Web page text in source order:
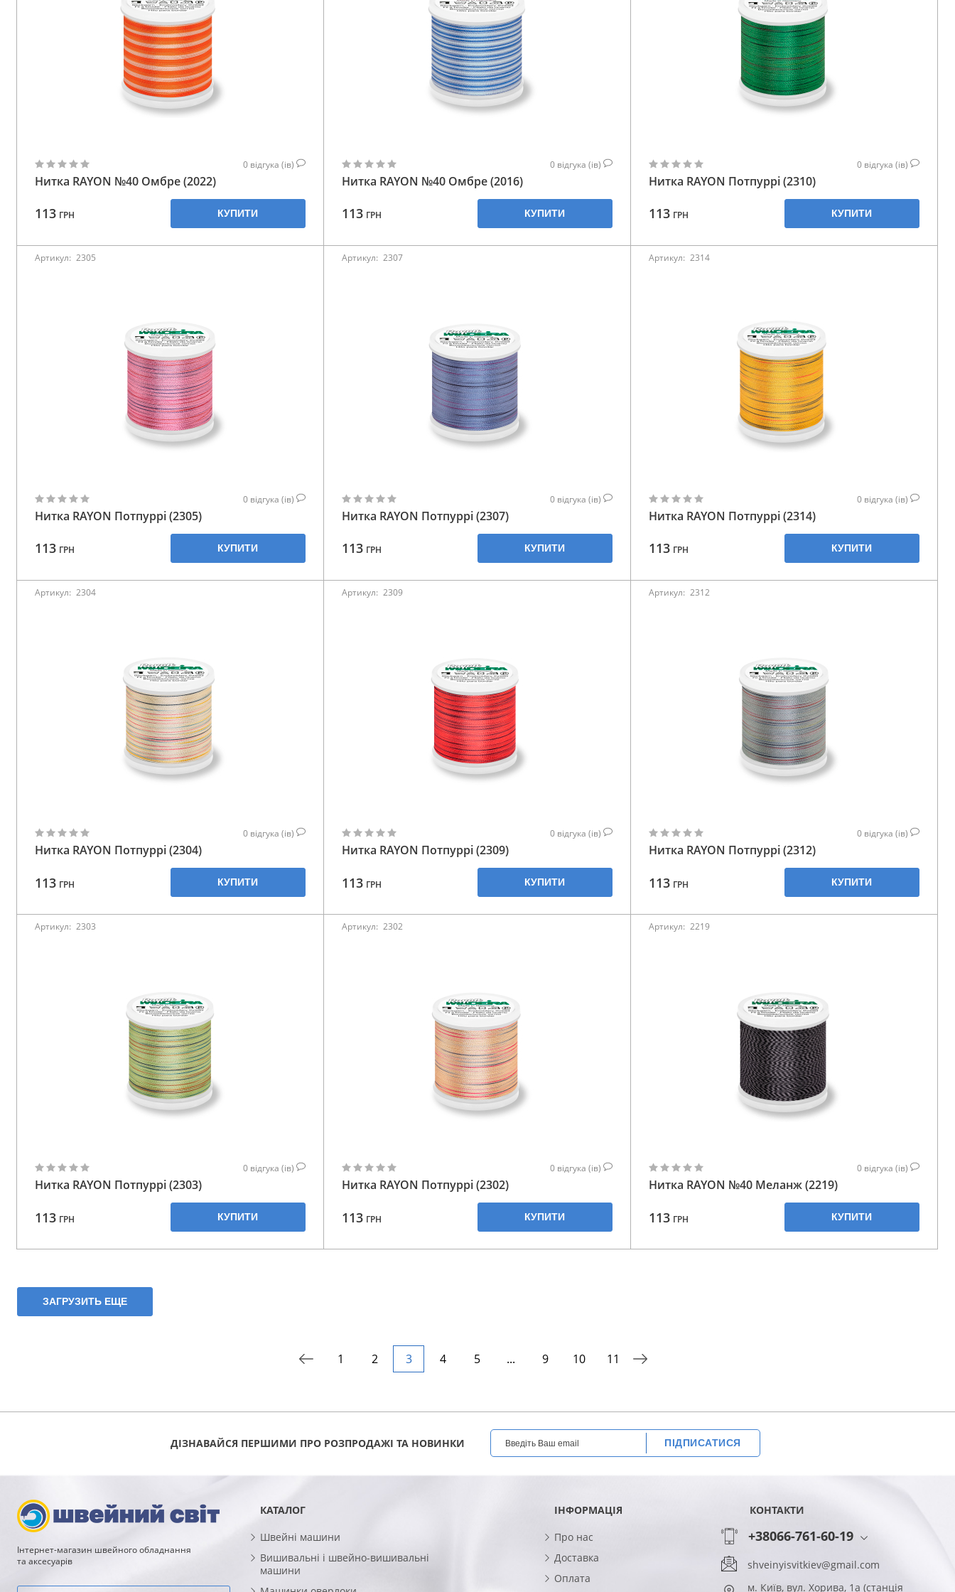
ВСІ КАТЕГОРІЇ
0 відгука (ів)
Нитка RAYON №40 Омбре (2022)
113 ГРН КУПИТИ
0 відгука (ів)
Нитка RAYON №40 Омбре (2016)
113 ГРН КУПИТИ
0 відгука (ів)
Нитка RAYON Потпуррі (2310)
113 ГРН КУПИТИ
Артикул: 2305
0 відгука (ів)
Нитка RAYON Потпуррі (2305)
113 ГРН КУПИТИ
Артикул: 2307
0 відгука (ів)
Нитка RAYON Потпуррі (2307)
113 ГРН КУПИТИ
Артикул: 2314
0 відгука (ів)
Нитка RAYON Потпуррі (2314)
113 ГРН КУПИТИ
Артикул: 2304
0 відгука (ів)
Нитка RAYON Потпуррі (2304)
113 ГРН КУПИТИ
Артикул: 2309
0 відгука (ів)
Нитка RAYON Потпуррі (2309)
113 ГРН КУПИТИ
Артикул: 2312
0 відгука (ів)
Нитка RAYON Потпуррі (2312)
113 ГРН КУПИТИ
Артикул: 2303
0 відгука (ів)
Нитка RAYON Потпуррі (2303)
113 ГРН КУПИТИ
Артикул: 2302
0 відгука (ів)
Нитка RAYON Потпуррі (2302)
113 ГРН КУПИТИ
Артикул: 2219
0 відгука (ів)
Нитка RAYON №40 Меланж (2219)
113 ГРН КУПИТИ
ЗАГРУЗИТЬ ЕЩЕ
1 2 3 4 5 ... 9 10 11
ДІЗНАВАЙСЯ ПЕРШИМИ ПРО РОЗПРОДАЖІ ТА НОВИНКИ ПІДПИСАТИСЯ
Інтернет-магазин швейного обладнання
та аксесуарів
КАТАЛОГ
Швейні машини
Вишивальні і швейно-вишивальні
машини
ІНФОРМАЦІЯ
Про нас
Доставка
Оплата
КОНТАКТИ
+38066-761-60-19
shveinyisvitkiev@gmail.com
м. Київ, вул. Хорива, 1а (станція